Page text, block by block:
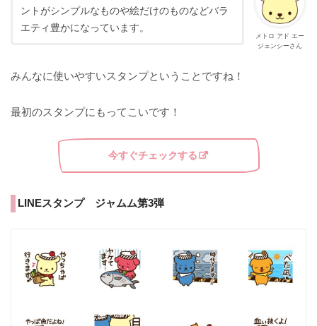
メトロ アド エー
ジェンシーさん
ントがシンプルなものや絵だけのものなどバラ
エティ豊かになっています。
みんなに使いやすいスタンプということですね！
最初のスタンプにもってこいです！
今すぐチェックする
LINEスタンプ ジャムム第3弾